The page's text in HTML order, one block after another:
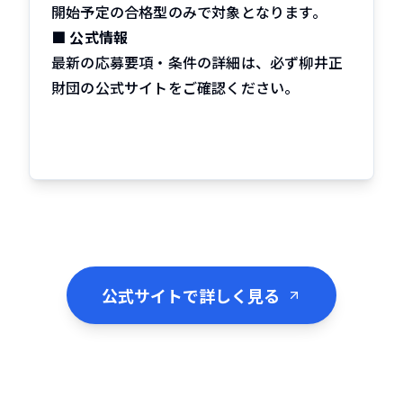
開始予定の合格型のみで対象となります。
■ 公式情報
最新の応募要項・条件の詳細は、必ず柳井正
財団の公式サイトをご確認ください。
公式サイトで詳しく見る